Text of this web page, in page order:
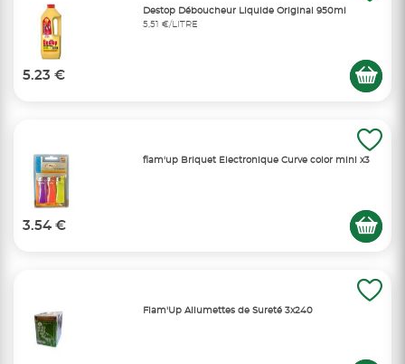
Destop Déboucheur Liquide Original 950ml
5,51 €/LITRE
5.23 €
flam'up Briquet Electronique Curve color mini x3
3.54 €
Flam'Up Allumettes de Sureté 3x240